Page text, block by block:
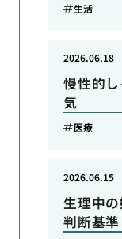
生活
慢性的
気
2026.06.18
医療
生理中
判断基
2026.06.15